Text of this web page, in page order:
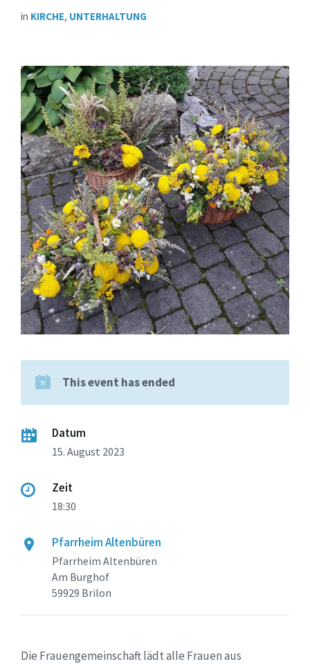
in KIRCHE, UNTERHALTUNG
This event has ended
Datum
15. August 2023
Zeit
18:30
Pfarrheim Altenbüren
Pfarrheim Altenbüren
Am Burghof
59929 Brilon
Die Frauengemeinschaft lädt alle Frauen aus